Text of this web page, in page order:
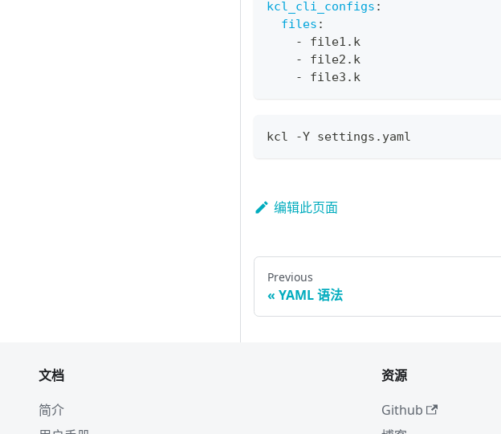
kcl_cli_configs :
files :
-
file1.k
-
file2.k
-
file3.k
kcl -Y settings.yaml
编辑此页面
Previous
YAML 语法
文档
简介
资源
Github